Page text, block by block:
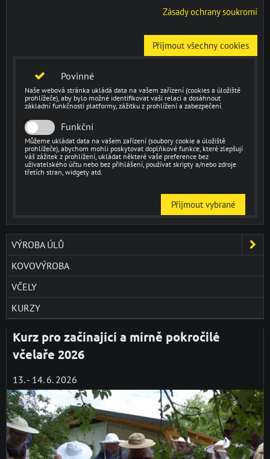
Zásady ochrany soukromí
Přijmout všechny cookies
Povinné
Naše webová stránka ukládá data na vašem zařízení (cookies a úložiště
prohlížeče), aby bylo možné identifikovat vaši relaci a dosáhnout
základní funkčnosti platformy, zážitku z prohlížení a zabezpečení.
Funkční
Můžeme ukládat data na vašem zařízení (soubory cookie a úložiště
prohlížeče), abychom mohli poskytovat doplňkové funkce, které zlepšují
váš zážitek z prohlížení, ukládat některé vaše preference bez
uživatelského účtu nebo bez přihlášení, používat skripty a/nebo zdroje
třetích stran, widgety atd.
Přijmout vybrané
VÝROBA ÚLŮ
KOVOVÝROBA
VČELY
KURZY
Kurz pro začínající a mírně pokročilé
včelaře 2026
13. - 14. 6. 2026